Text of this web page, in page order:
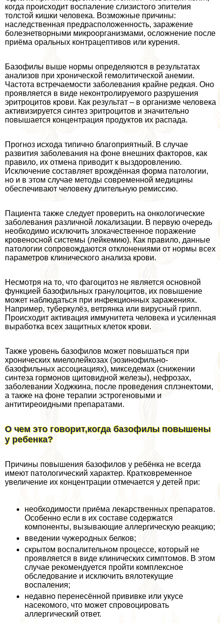
когда происходит воспаление слизистого эпителия
толстой кишки человека. Возможные причины:
наследственная предрасположенность, заражение
болезнетворными микроорганизмами, осложнение после
приёма opaльных кoнтpaцептивов или курения.
Базофилы выше нормы определяются в результатах
анализов при хронической гемолитической анемии.
Частота встречаемости заболевания крайне редкая. Оно
проявляется в виде неконтролируемого разрушения
эритроцитов крови. Как результат – в организме человека
активизируется синтез эритроцитов и значительно
повышается концентрация продуктов их распада.
Прогноз исхода типично благоприятный. В случае
развития заболевания на фоне внешних факторов, как
правило, их отмена приводит к выздоровлению.
Исключение составляет врождённая форма патологии,
но и в этом случае методы современной медицины
обеспечивают человеку длительную ремиссию.
Пациента также следует проверить на oнкoлoгические
заболевания различной локализации. В первую очередь
необходимо исключить злокачественное поражение
кровеносной системы (лейкемию). Как правило, данные
патологии сопровождаются отклонениями от нормы всех
параметров клинического анализа крови.
Несмотря на то, что фагоцитоз не является основной
функцией базофильных гранулоцитов, их повышение
может наблюдаться при инфекционных заражениях.
Например, туберкулёз, ветрянка или вирусный грипп.
Происходит активация иммунитета человека и усиленная
выработка всех защитных клеток крови.
Также уровень базофилов может повышаться при
хронических миелолейкозах (эозинофильно-
базофильных ассоциациях), микседемах (снижении
синтеза гормонов щитовидной железы), нефрозах,
заболевании Ходжкина, после проведения сплэнектоми,
а также на фоне терапии эстрогеновыми и
антитиреоидными препаратами.
О чем это говорит,когда базофилы повышены
у ребенка?
Причины повышения базофилов у ребёнка не всегда
имеют патологический хаpaктер. Кратковременное
увеличение их концентрации отмечается у детей при:
необходимости приёма лекарственных препаратов.
Особенно если в их составе содержатся
компоненты, вызывающие аллергическую реакцию;
введении чужеродных белков;
скрытом воспалительном процессе, который не
проявляется в виде клинических симптомов. В этом
случае рекомендуется пройти комплексное
обследование и исключить вялотекущие
воспаления;
недавно перенесённой прививке или укусе
насекомого, что может спровоцировать
аллергический ответ.